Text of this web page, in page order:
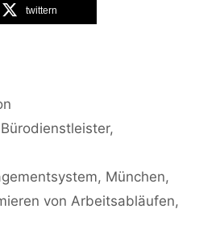
twittern
Bürodienstleister,
, München,
von Arbeitsabläufen,